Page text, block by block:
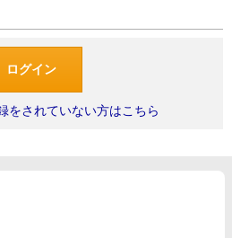
をされていない方はこちら